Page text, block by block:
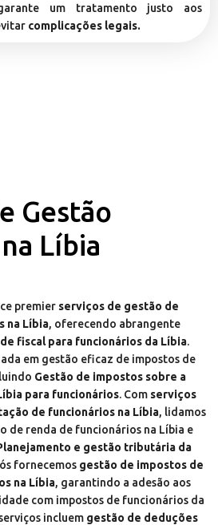
um tratamento justo aos
complicações legais.
Gestão
Líbia
premier serviços de gestão de
na Líbia, oferecendo abrangente
fiscal para funcionários da Líbia.
em gestão eficaz de impostos de
Gestão de impostos sobre a
para funcionários. Com serviços
de funcionários na Líbia, lidamos
de renda de funcionários na Líbia e
e gestão tributária da
fornecemos gestão de impostos de
na Líbia, garantindo a adesão aos
com impostos de funcionários da
incluem gestão de deduções